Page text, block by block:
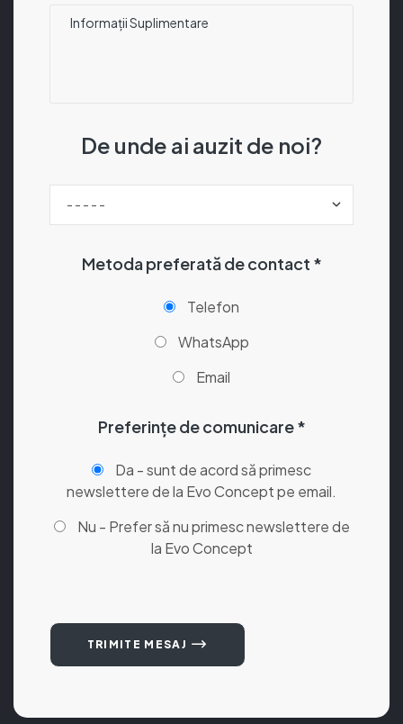
De unde ai auzit de noi?
Metoda preferată de contact *
Telefon
WhatsApp
Email
Preferințe de comunicare *
Da - sunt de acord să primesc
newslettere de la Evo Concept pe email.
Nu - Prefer să nu primesc newslettere de
la Evo Concept
TRIMITE MESAJ